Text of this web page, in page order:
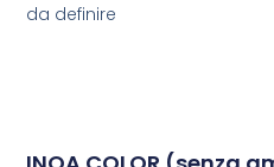
da definire